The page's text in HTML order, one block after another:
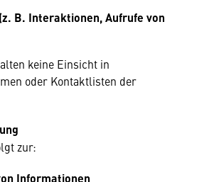
B. Interaktionen, Aufrufe von
keine Einsicht in
oder Kontaktlisten der
zur:
Informationen